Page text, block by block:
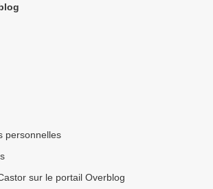
personnelles
sur le portail Overblog